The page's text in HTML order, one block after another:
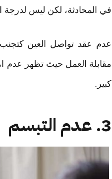
في المحادثة، لكن ليس لدرجة
عدم عقد تواصل العين كتجنب
مقابلة العمل حيث تظهر
كبير.
3. عدم التبسم